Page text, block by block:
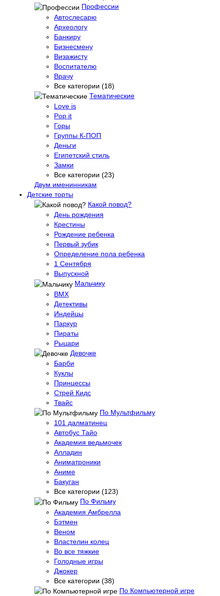
Профессии
Автослесарю
Археологу
Банкиру
Бизнесмену
Визажисту
Воспитателю
Врачу
Все категории (18)
Тематические
Love is
Pop it
Горы
Группы К-ПОП
Деньги
Египетский стиль
Замки
Все категории (23)
Двум именинникам
Детские торты
Какой повод?
День рождения
Крестины
Рождение ребенка
Первый зубик
Определение пола ребенка
1 Сентября
Выпускной
Мальчику
BMX
Детективы
Индейцы
Паркур
Пираты
Рыцари
Девочке
Барби
Куклы
Принцессы
Стрей Кидс
Твайс
По Мультфильму
101 далматинец
Автобус Тайо
Академия ведьмочек
Алладин
Аниматроники
Аниме
Бакуган
Все категории (123)
По Фильму
Академия Амбрелла
Бэтмен
Веном
Властелин колец
Во все тяжкие
Голодные игры
Джокер
Все категории (38)
По Компьютерной игре